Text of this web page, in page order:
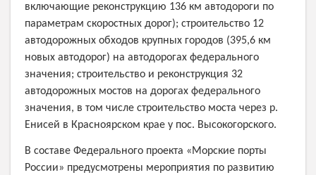
включающие реконструкцию 136 км автодороги по
параметрам скоростных дорог); строительство 12
автодорожных обходов крупных городов (395,6 км
новых автодорог) на автодорогах федерального
значения; строительство и реконструкция 32
автодорожных мостов на дорогах федерального
значения, в том числе строительство моста через р.
Енисей в Красноярском крае у пос. Высокогорского.
В составе Федерального проекта «Морские порты
России» предусмотрены мероприятия по развитию